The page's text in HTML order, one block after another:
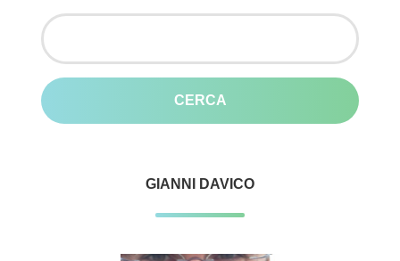
Ricerca
GIANNI DAVICO